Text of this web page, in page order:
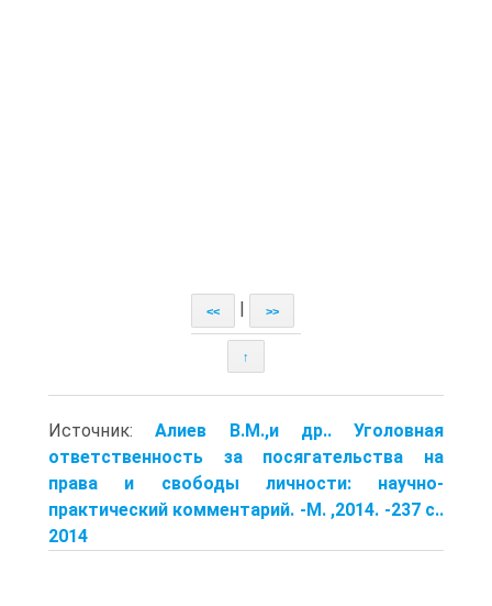
<< >>
↑
Источник:Алиев В.М.,и др.. Уголовная
ответственность за посягательства на
права и свободы личности: научно-
практический комментарий. -М. ,2014. -237 с..
2014